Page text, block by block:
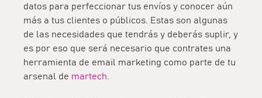
datos para perfeccionar tus envíos y conocer aún
más a tus clientes o públicos. Estas son algunas
de las necesidades que tendrás y deberás suplir, y
es por eso que será necesario que contrates una
herramienta de email marketing como parte de tu
arsenal de martech.